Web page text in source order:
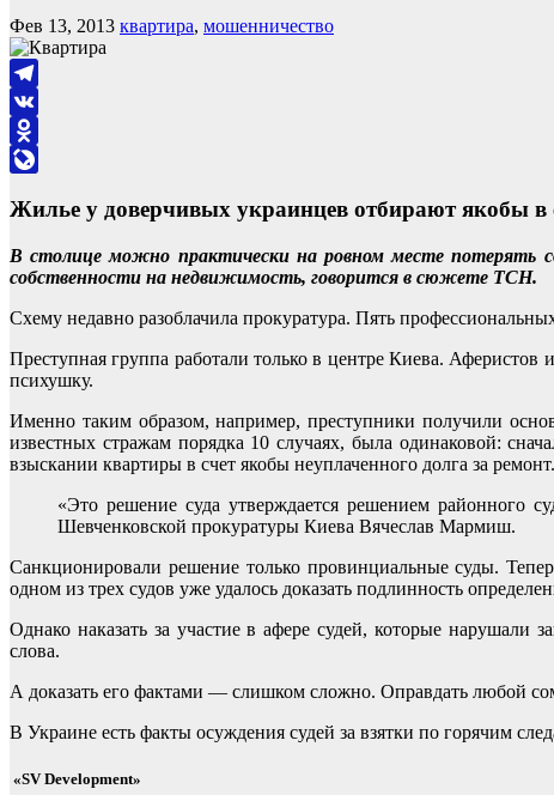
Фев 13, 2013 квартира, мошенничество
Telegram
VK
Odnoklassniki
Жилье у доверчивых украинцев отбирают якобы в
В столице можно практически на ровном месте потерять
собственности на недвижимость, говорится в сюжете ТСН.
Схему недавно разоблачила прокуратура. Пять
Преступная группа работали только в центре Киева. Аферистов
психушку.
Именно таким образом, например, преступники получили
известных стражам порядка 10 случаях, была одинаковой:
взыскании квартиры в счет якобы неуплаченного долга за ремонт.
«Это решение суда утверждается решением районного
Шевченковской прокуратуры Киева Вячеслав Мармиш.
Санкционировали решение только провинциальные суды.
одном из трех судов уже удалось доказать подлинность
Однако наказать за участие в афере судей, которые
слова.
А доказать его фактами — слишком сложно. Оправдать любой
В Украине есть факты осуждения судей за взятки по горячим
«SV Development»